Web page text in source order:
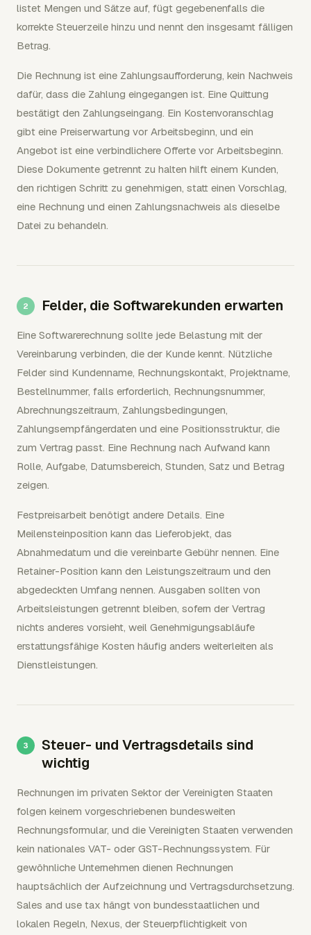
listet Mengen und Sätze auf, fügt gegebenenfalls die
korrekte Steuerzeile hinzu und nennt den insgesamt fälligen
Betrag.
Die Rechnung ist eine Zahlungsaufforderung, kein Nachweis
dafür, dass die Zahlung eingegangen ist. Eine Quittung
bestätigt den Zahlungseingang. Ein Kostenvoranschlag
gibt eine Preiserwartung vor Arbeitsbeginn, und ein
Angebot ist eine verbindlichere Offerte vor Arbeitsbeginn.
Diese Dokumente getrennt zu halten hilft einem Kunden,
den richtigen Schritt zu genehmigen, statt einen Vorschlag,
eine Rechnung und einen Zahlungsnachweis als dieselbe
Datei zu behandeln.
Felder, die Softwarekunden erwarten
Eine Softwarerechnung sollte jede Belastung mit der
Vereinbarung verbinden, die der Kunde kennt. Nützliche
Felder sind Kundenname, Rechnungskontakt, Projektname,
Bestellnummer, falls erforderlich, Rechnungsnummer,
Abrechnungszeitraum, Zahlungsbedingungen,
Zahlungsempfängerdaten und eine Positionsstruktur, die
zum Vertrag passt. Eine Rechnung nach Aufwand kann
Rolle, Aufgabe, Datumsbereich, Stunden, Satz und Betrag
zeigen.
Festpreisarbeit benötigt andere Details. Eine
Meilensteinposition kann das Lieferobjekt, das
Abnahmedatum und die vereinbarte Gebühr nennen. Eine
Retainer-Position kann den Leistungszeitraum und den
abgedeckten Umfang nennen. Ausgaben sollten von
Arbeitsleistungen getrennt bleiben, sofern der Vertrag
nichts anderes vorsieht, weil Genehmigungsabläufe
erstattungsfähige Kosten häufig anders weiterleiten als
Dienstleistungen.
Steuer- und Vertragsdetails sind
wichtig
Rechnungen im privaten Sektor der Vereinigten Staaten
folgen keinem vorgeschriebenen bundesweiten
Rechnungsformular, und die Vereinigten Staaten verwenden
kein nationales VAT- oder GST-Rechnungssystem. Für
gewöhnliche Unternehmen dienen Rechnungen
hauptsächlich der Aufzeichnung und Vertragsdurchsetzung.
Sales and use tax hängt von bundesstaatlichen und
lokalen Regeln, Nexus, der Steuerpflichtigkeit von